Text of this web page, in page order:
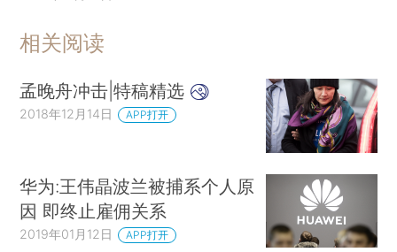
相关阅读
孟晚舟冲击|特稿精选
2018年12月14日 APP打开
华为:王伟晶波兰被捕系个人原
因 即终止雇佣关系
2019年01月12日 APP打开